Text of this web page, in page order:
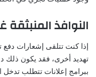
النوافذ المنبثقة
إذا كنت تتلقى إشعارات دفع
تهديد أخرى، فقد يكون ذلك
ببرامج إعلانات تتطلب